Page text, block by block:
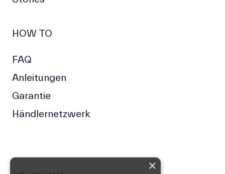
HOW TO
FAQ
Anleitungen
Garantie
Händlernetzwerk
×